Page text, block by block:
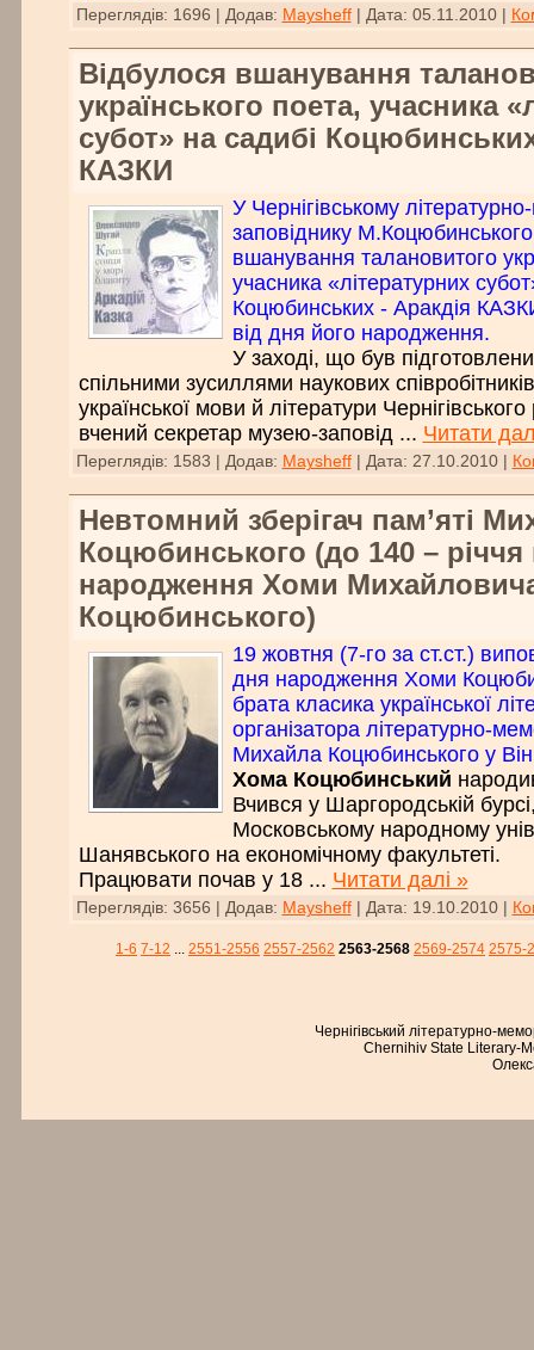
Переглядів: 1696 Додав: Maysheff| Дата: 05.11.2010
Відбулося вшанування
українського поета, учасника
субот» на садибі
КАЗКИ
У Чернігівському
заповіднику
вшанування талановитого
учасника «літературних
Коцюбинських - Аракдія
від дня його народження.
У заході, що був
спільними зусиллями наукових
української мови й літератури
вчений секретар музею-заповід ... Читати
Переглядів: 1583 Додав: Maysheff| Дата: 27.10.2010
Невтомний зберігач пам’яті
Коцюбинського (до 140 – річчя
народження Хоми
Коцюбинського)
19 жовтня (7-го за ст.ст.)
дня народження Хоми
брата класика української
організатора літературно-
Михайла Коцюбинського у
Хома Коцюбинський
Вчився у Шаргородській
Московському народному
Шанявського на економічному факультеті.
Працювати почав у 18 ... Читати далі »
Переглядів: 3656 Додав: Maysheff| Дата: 19.10.2010
1-6 7-12 ... 2551-2556 2557-2562 2563-2568 2569-2574 2575-
Чернігівський літературно-
Chernihiv State Literary-